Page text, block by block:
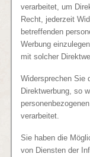
verarbeitet, um
Recht, jederzeit
betreffenden
Werbung
mit solcher
Widersprechen Sie
Direktwerbung, so
verarbeitet.
Sie haben die
von Diensten der